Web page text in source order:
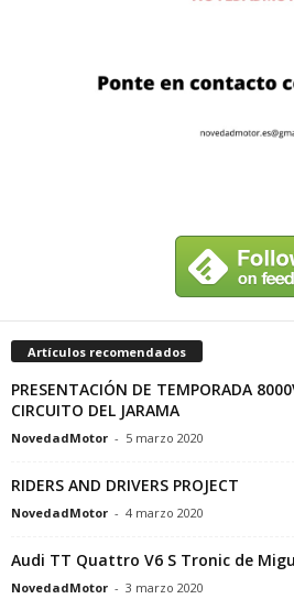
Artículos recomendados
PRESENTACIÓN DE TEMPORADA
CIRCUITO DEL JARAMA
NovedadMotor - 5 marzo 2020
RIDERS AND DRIVERS PROJECT
NovedadMotor - 4 marzo 2020
Audi TT Quattro V6 S Tronic de
NovedadMotor - 3 marzo 2020